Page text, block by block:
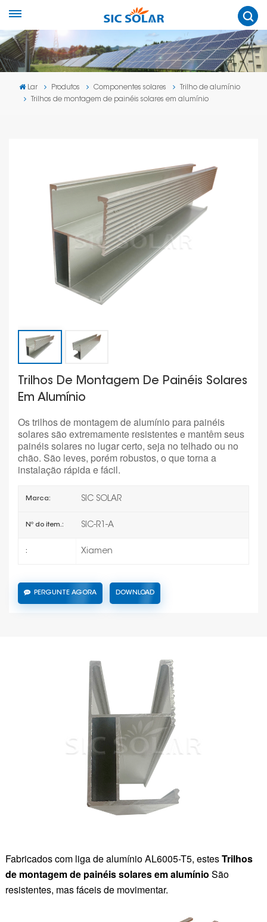
Lar Produtos Componentes solares
Trilho de alumínio
Trilhos de montagem de painéis solares em alumínio
Trilhos De Montagem De Painéis Solares
Em Alumínio
Os trilhos de montagem de alumínio para painéis
solares são extremamente resistentes e mantêm seus
painéis solares no lugar certo, seja no telhado ou no
chão. São leves, porém robustos, o que torna a
instalação rápida e fácil.
Marca: SIC SOLAR
Nº do item.: SIC-R1-A
: Xiamen
PERGUNTE AGORA DOWNLOAD
Fabricados com liga de alumínio AL6005-T5, estesTrilhos
de montagem de painéis solares em alumínio São
resistentes, mas fáceis de movimentar.